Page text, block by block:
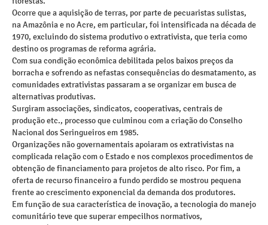
Ocorre que a aquisição de terras, por parte de pecuaristas sulistas,
na Amazônia e no Acre, em particular, foi intensificada na década de
1970, excluindo do sistema produtivo o extrativista, que teria como
destino os programas de reforma agrária.
Com sua condição econômica debilitada pelos baixos preços da
borracha e sofrendo as nefastas consequências do desmatamento, as
comunidades extrativistas passaram a se organizar em busca de
alternativas produtivas.
Surgiram associações, sindicatos, cooperativas, centrais de
produção etc., processo que culminou com a criação do Conselho
Nacional dos Seringueiros em 1985.
Organizações não governamentais apoiaram os extrativistas na
complicada relação com o Estado e nos complexos procedimentos de
obtenção de financiamento para projetos de alto risco. Por fim, a
oferta de recurso financeiro a fundo perdido se mostrou pequena
frente ao crescimento exponencial da demanda dos produtores.
Em função de sua característica de inovação, a tecnologia do manejo
comunitário teve que superar empecilhos normativos,